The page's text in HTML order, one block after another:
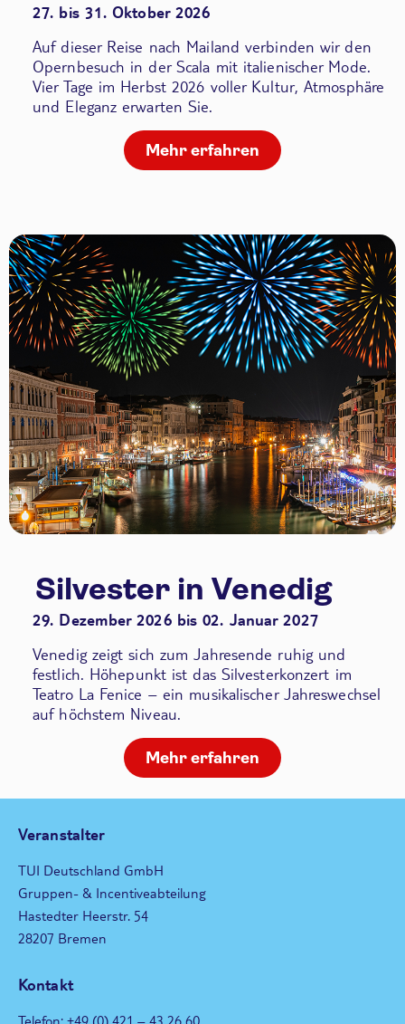
27. bis 31. Oktober 2026
Auf dieser Reise nach Mailand verbinden wir den
Opernbesuch in der Scala mit italienischer Mode.
Vier Tage im Herbst 2026 voller Kultur, Atmosphäre
und Eleganz erwarten Sie.
Mehr erfahren
Silvester in Venedig
29. Dezember 2026 bis 02. Januar 2027
Venedig zeigt sich zum Jahresende ruhig und
festlich. Höhepunkt ist das Silvesterkonzert im
Teatro La Fenice – ein musikalischer Jahreswechsel
auf höchstem Niveau.
Mehr erfahren
Veranstalter
TUI Deutschland GmbH
Gruppen- & Incentiveabteilung
Hastedter Heerstr. 54
28207 Bremen
Kontakt
Telefon: +49 (0) 421 – 43 26 60